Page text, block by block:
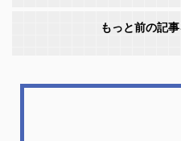
もっと前の記